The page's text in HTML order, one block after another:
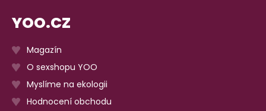
YOO.CZ
Magazín
O sexshopu YOO
Myslíme na ekologii
Hodnocení obchodu